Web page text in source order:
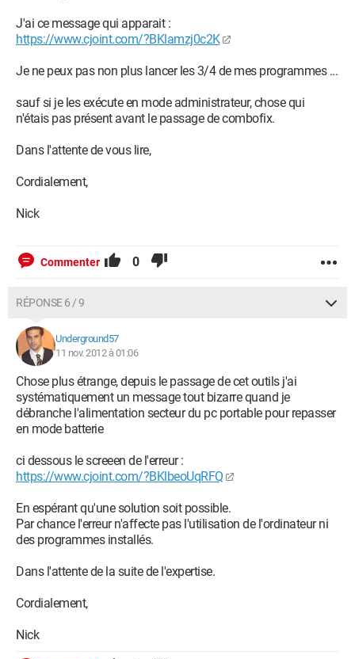
J'ai ce message qui apparait :
https://www.cjoint.com/?BKlamzj0c2K
Je ne peux pas non plus lancer les 3/4 de mes programmes ...
sauf si je les exécute en mode administrateur, chose qui
n'étais pas présent avant le passage de combofix.
Dans l'attente de vous lire,
Cordialement,
Nick
Commenter 0
RÉPONSE 6 / 9
Underground57
11 nov. 2012 à 01:06
Chose plus étrange, depuis le passage de cet outils j'ai
systématiquement un message tout bizarre quand je
débranche l'alimentation secteur du pc portable pour repasser
en mode batterie
ci dessous le screeen de l'erreur :
https://www.cjoint.com/?BKlbeoUqRFQ
En espérant qu'une solution soit possible.
Par chance l'erreur n'affecte pas l'utilisation de l'ordinateur ni
des programmes installés.
Dans l'attente de la suite de l'expertise.
Cordialement,
Nick